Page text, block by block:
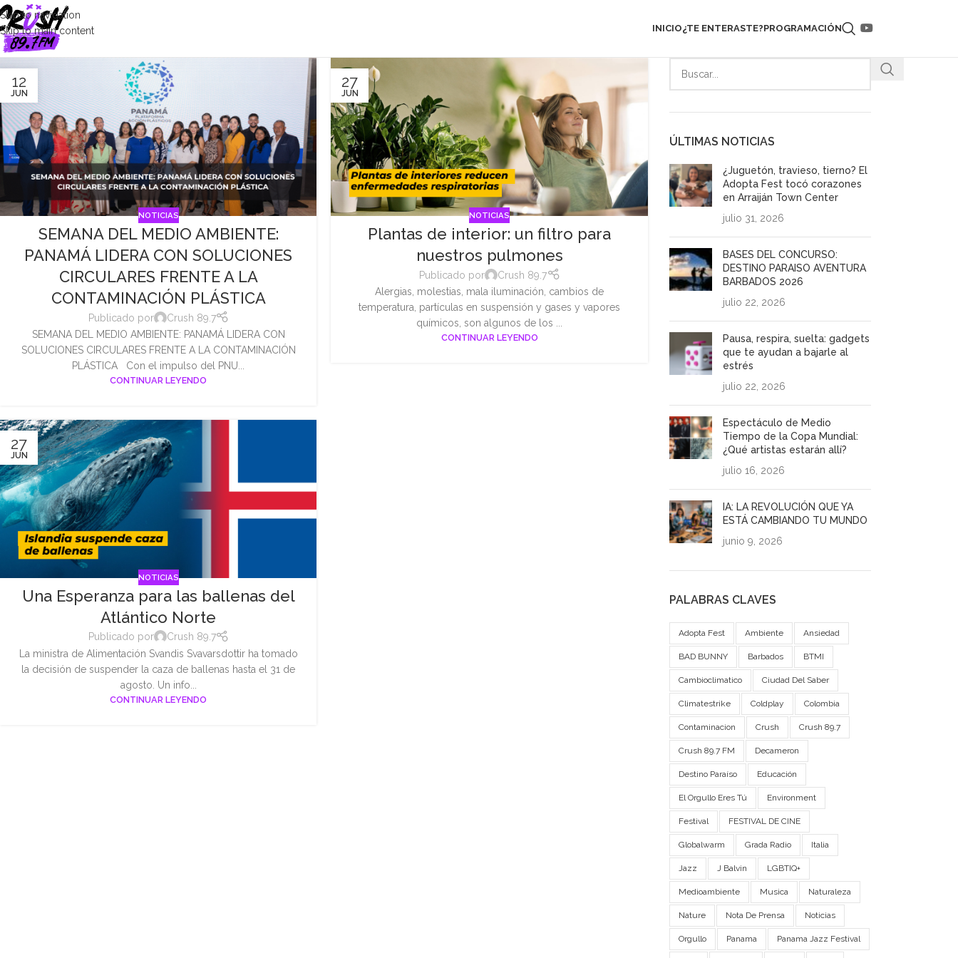
Skip to navigation
Skip to main content
INICIO¿TE ENTERASTE?PROGRAMACIÓN
12
JUN
NOTICIAS
SEMANA DEL MEDIO AMBIENTE:
PANAMÁ LIDERA CON SOLUCIONES
CIRCULARES FRENTE A LA
CONTAMINACIÓN PLÁSTICA
Publicado por
Crush 89.7
SEMANA DEL MEDIO AMBIENTE: PANAMÁ LIDERA CON
SOLUCIONES CIRCULARES FRENTE A LA CONTAMINACIÓN
PLÁSTICA Con el impulso del PNU...
CONTINUAR LEYENDO
27
JUN
NOTICIAS
Plantas de interior: un filtro para
nuestros pulmones
Publicado por
Crush 89.7
Alergias, molestias, mala iluminación, cambios de
temperatura, partículas en suspensión y gases y vapores
químicos, son algunos de los ...
CONTINUAR LEYENDO
27
JUN
NOTICIAS
Una Esperanza para las ballenas del
Atlántico Norte
Publicado por
Crush 89.7
La ministra de Alimentación Svandis Svavarsdottir ha tomado
la decisión de suspender la caza de ballenas hasta el 31 de
agosto. Un info...
CONTINUAR LEYENDO
ÚLTIMAS NOTICIAS
¿Juguetón, travieso, tierno? El
Adopta Fest tocó corazones
en Arraiján Town Center
julio 31, 2026
BASES DEL CONCURSO:
DESTINO PARAISO AVENTURA
BARBADOS 2026
julio 22, 2026
Pausa, respira, suelta: gadgets
que te ayudan a bajarle al
estrés
julio 22, 2026
Espectáculo de Medio
Tiempo de la Copa Mundial:
¿Qué artistas estarán allí?
julio 16, 2026
IA: LA REVOLUCIÓN QUE YA
ESTÁ CAMBIANDO TU MUNDO
junio 9, 2026
PALABRAS CLAVES
Adopta Fest Ambiente Ansiedad
BAD BUNNY Barbados BTMI
Cambioclimatico Ciudad Del Saber
Climatestrike Coldplay Colombia
Contaminacion Crush Crush 89.7
Crush 89.7 FM Decameron
Destino Paraíso Educación
El Orgullo Eres Tú Environment
Festival FESTIVAL DE CINE
Globalwarm Grada Radio Italia
Jazz J Balvin LGBTIQ+
Medioambiente Musica Naturaleza
Nature Nota De Prensa Noticias
Orgullo Panama Panama Jazz Festival